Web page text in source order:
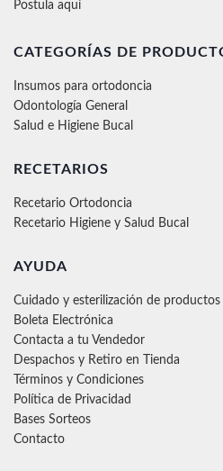
Postula aquí
CATEGORÍAS DE
Insumos para ortodoncia
Odontología General
Salud e Higiene Bucal
RECETARIOS
Recetario Ortodoncia
Recetario Higiene y Salud Bucal
AYUDA
Cuidado y esterilización de productos
Boleta Electrónica
Contacta a tu Vendedor
Despachos y Retiro en Tienda
Términos y Condiciones
Política de Privacidad
Bases Sorteos
Contacto